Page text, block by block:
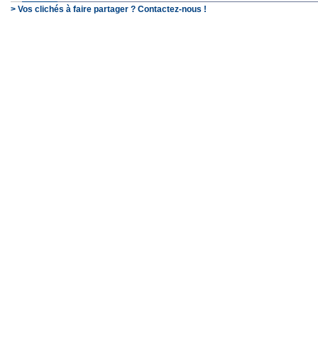
> Vos clichés à faire partager ? Contactez-nous !